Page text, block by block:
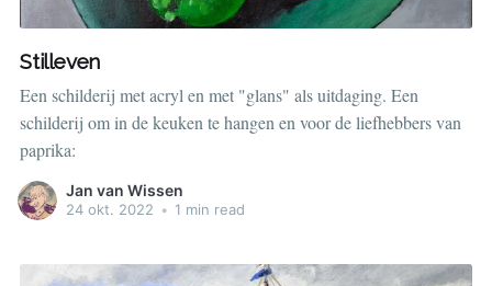
Stilleven
Een schilderij met acryl en met "glans" als uitdaging. Een
schilderij om in de keuken te hangen en voor de liefhebbers van
paprika:
Jan van Wissen
24 okt. 2022 • 1 min read